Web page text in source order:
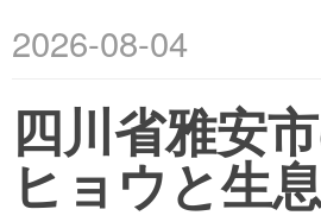
2026-08-04
四川省雅安
ヒョウと生